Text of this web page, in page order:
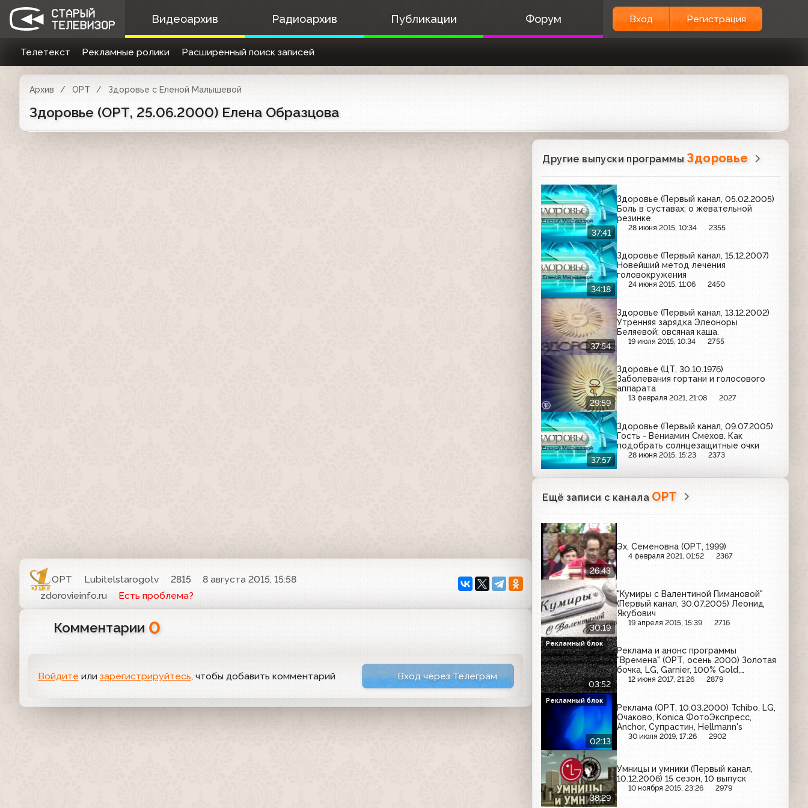
Видеоархив Радиоархив Публикации Форум Вход Регистрация
Телетекст Рекламные ролики Расширенный поиск записей
Архив ОРТ Здоровье с Еленой Малышевой
Здоровье (ОРТ, 25.06.2000) Елена Образцова
ОРТ Lubitelstarogotv 2815
8 августа 2015, 15:58
zdorovieinfo.ru
Есть проблема?
Комментарии 0
Войдите или зарегистрируйтесь, чтобы добавить комментарий Вход через Телеграм
Другие выпуски программы Здоровье
37:41
Здоровье (Первый канал, 05.02.2005)
Боль в суставах; о жевательной
резинке.
28 июня 2015, 10:34 2355
34:18
Здоровье (Первый канал, 15.12.2007)
Новейший метод лечения
головокружения
24 июня 2015, 11:06 2450
37:54
Здоровье (Первый канал, 13.12.2002)
Утренняя зарядка Элеоноры
Беляевой; овсяная каша.
19 июля 2015, 10:34 2755
29:59
Здоровье (ЦТ, 30.10.1976)
Заболевания гортани и голосового
аппарата
13 февраля 2021, 21:08 2027
37:57
Здоровье (Первый канал, 09.07.2005)
Гость - Вениамин Смехов. Как
подобрать солнцезащитные очки
28 июня 2015, 15:23 2373
Ещё записи с канала ОРТ
26:43
Эх, Семеновна (ОРТ, 1999)
4 февраля 2021, 01:52 2367
30:19
"Кумиры с Валентиной Пимановой"
(Первый канал, 30.07.2005) Леонид
Якубович
19 апреля 2015, 15:39 2716
03:52
Реклама и анонс программы
"Времена" (ОРТ, осень 2000) Золотая
бочка, LG, Garnier, 100% Gold,
Фервекс, Красный восток, Чудо-
12 июня 2017, 21:26 2879
Рекламный блок
02:13
Реклама (ОРТ, 10.03.2000) Tchibo, LG,
Очаково, Konica ФотоЭкспресс,
Anchor, Супрастин, Hellmann's
30 июля 2019, 17:26 2902
Рекламный блок
38:29
Умницы и умники (Первый канал,
10.12.2006) 15 сезон, 10 выпуск
10 ноября 2015, 23:26 2979